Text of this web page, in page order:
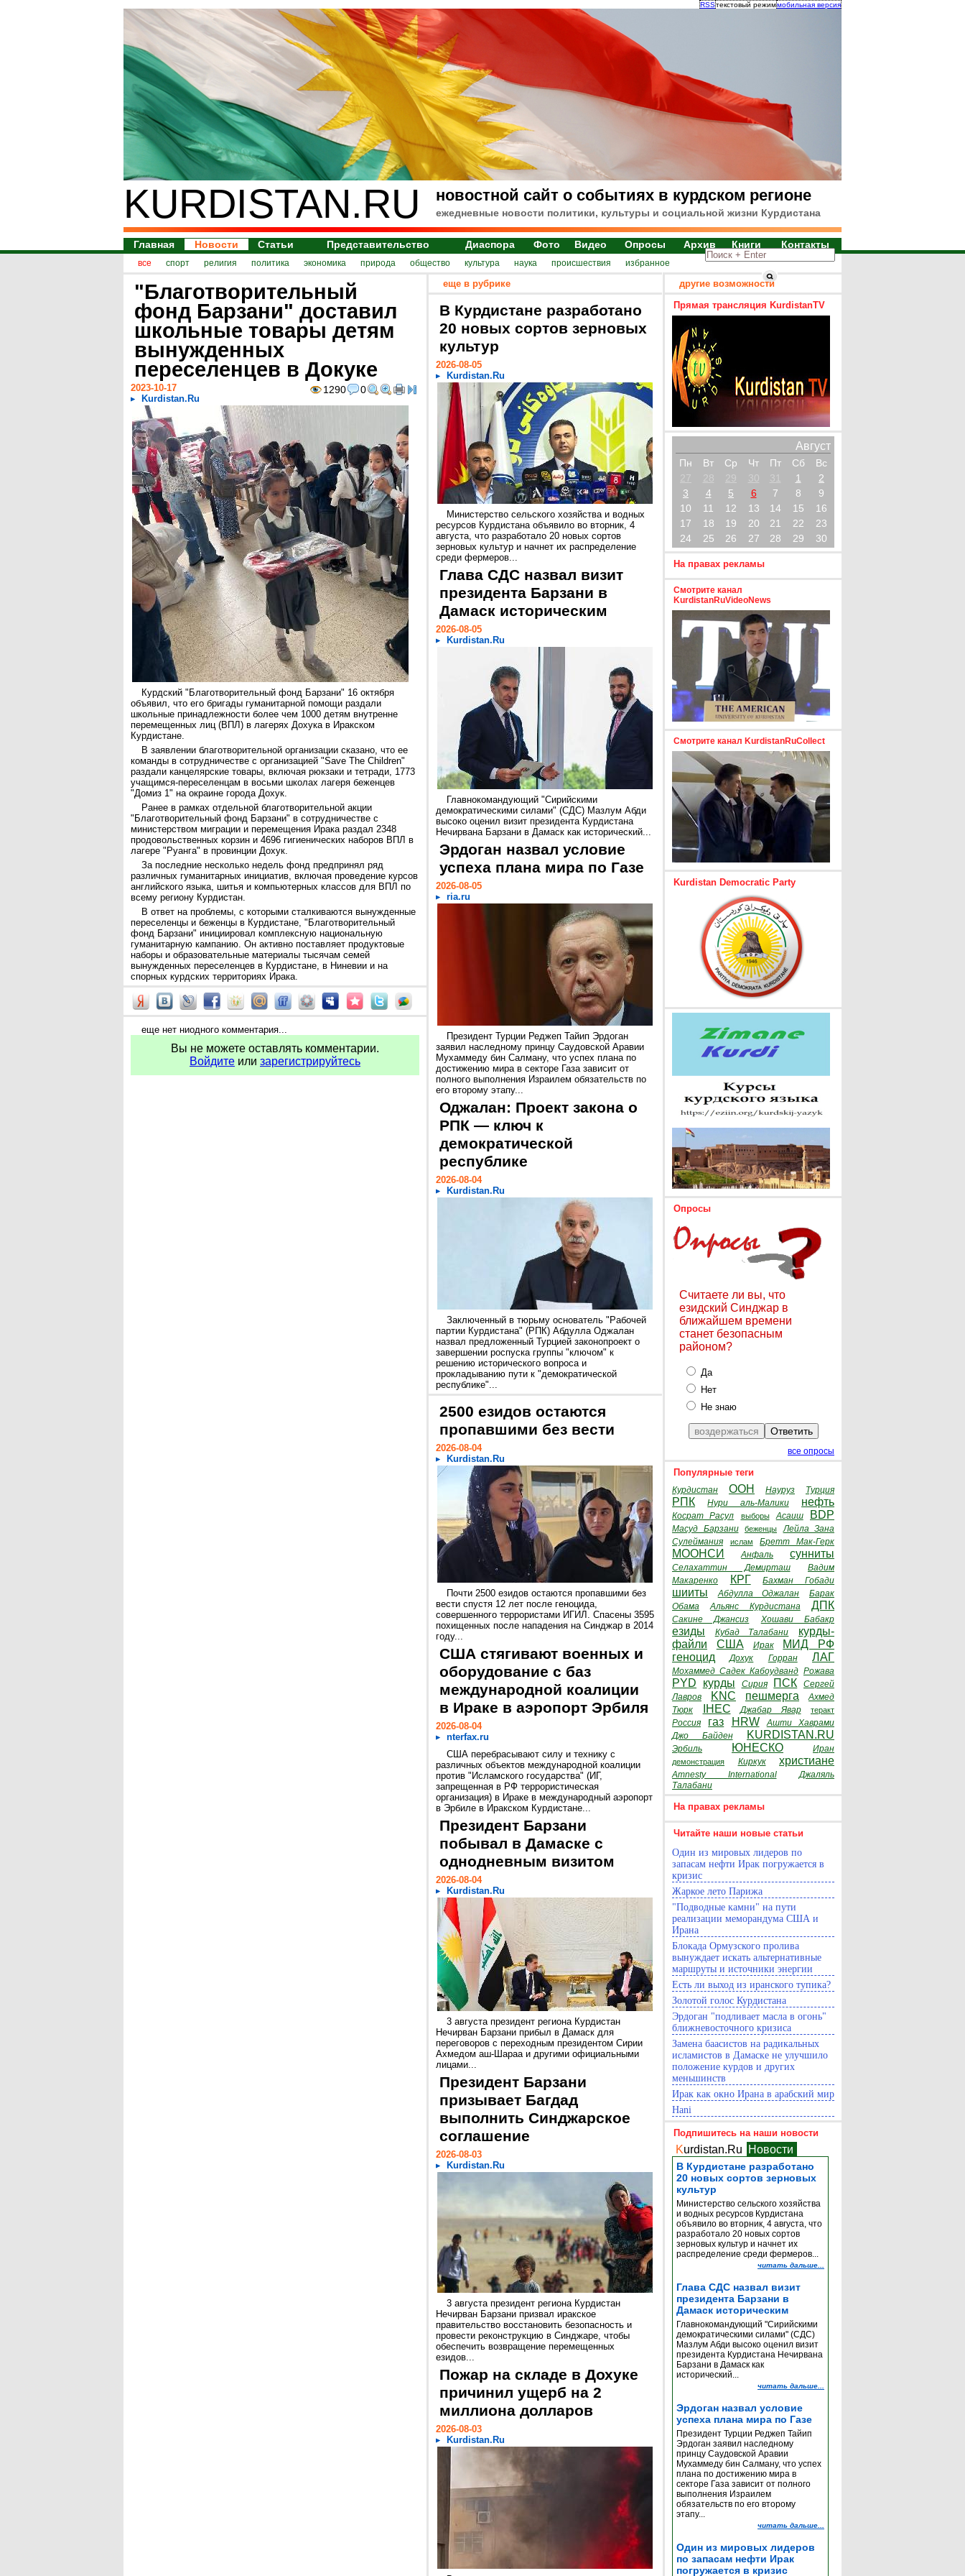
RSSтекстовый режиммобильная версия
KURDISTAN.RU новостной сайт о событиях в курдском регионе
ежедневные новости политики, культуры и социальной жизни Курдистана
Главная Новости Статьи Представительство Диаспора Фото Видео Опросы Архив Книги Контакты
все спорт религия политика экономика природа общество культура наука происшествия избранное
"Благотворительный
фонд Барзани" доставил
школьные товары детям
вынужденных
переселенцев в Докуке
1290 0
2023-10-17
Kurdistan.Ru
Курдский "Благотворительный фонд Барзани" 16 октября
объявил, что его бригады гуманитарной помощи раздали
школьные принадлежности более чем 1000 детям внутренне
перемещенных лиц (ВПЛ) в лагерях Дохука в Иракском
Курдистане.
В заявлении благотворительной организации сказано, что ее
команды в сотрудничестве с организацией "Save The Children"
раздали канцелярские товары, включая рюкзаки и тетради, 1773
учащимся-переселенцам в восьми школах лагеря беженцев
"Домиз 1" на окраине города Дохук.
Ранее в рамках отдельной благотворительной акции
"Благотворительный фонд Барзани" в сотрудничестве с
министерством миграции и перемещения Ирака раздал 2348
продовольственных корзин и 4696 гигиенических наборов ВПЛ в
лагере "Руанга" в провинции Дохук.
За последние несколько недель фонд предпринял ряд
различных гуманитарных инициатив, включая проведение курсов
английского языка, шитья и компьютерных классов для ВПЛ по
всему региону Курдистан.
В ответ на проблемы, с которыми сталкиваются вынужденные
переселенцы и беженцы в Курдистане, "Благотворительный
фонд Барзани" инициировал комплексную национальную
гуманитарную кампанию. Он активно поставляет продуктовые
наборы и образовательные материалы тысячам семей
вынужденных переселенцев в Курдистане, в Ниневии и на
спорных курдских территориях Ирака.
еще нет ниодного комментария...
Вы не можете оставлять комментарии.
Войдите или зарегистрируйтесь
еще в рубрике
В Курдистане разработано
20 новых сортов зерновых
культур
2026-08-05
Kurdistan.Ru
Министерство сельского хозяйства и водных
ресурсов Курдистана объявило во вторник, 4
августа, что разработало 20 новых сортов
зерновых культур и начнет их распределение
среди фермеров...
Глава СДС назвал визит
президента Барзани в
Дамаск историческим
2026-08-05
Kurdistan.Ru
Главнокомандующий "Сирийскими
демократическими силами" (СДС) Мазлум Абди
высоко оценил визит президента Курдистана
Нечирвана Барзани в Дамаск как исторический...
Эрдоган назвал условие
успеха плана мира по Газе
2026-08-05
ria.ru
Президент Турции Реджеп Тайип Эрдоган
заявил наследному принцу Саудовской Аравии
Мухаммеду бин Салману, что успех плана по
достижению мира в секторе Газа зависит от
полного выполнения Израилем обязательств по
его второму этапу...
Оджалан: Проект закона о
РПК — ключ к
демократической
республике
2026-08-04
Kurdistan.Ru
Заключенный в тюрьму основатель "Рабочей
партии Курдистана" (РПК) Абдулла Оджалан
назвал предложенный Турцией законопроект о
завершении роспуска группы "ключом" к
решению исторического вопроса и
прокладыванию пути к "демократической
республике"...
2500 езидов остаются
пропавшими без вести
2026-08-04
Kurdistan.Ru
Почти 2500 езидов остаются пропавшими без
вести спустя 12 лет после геноцида,
совершенного террористами ИГИЛ. Спасены 3595
похищенных после нападения на Синджар в 2014
году...
США стягивают военных и
оборудование с баз
международной коалиции
в Ираке в аэропорт Эрбиля
2026-08-04
nterfax.ru
США перебрасывают силу и технику с
различных объектов международной коалиции
против "Исламского государства" (ИГ,
запрещенная в РФ террористическая
организация) в Ираке в международный аэропорт
в Эрбиле в Иракском Курдистане...
Президент Барзани
побывал в Дамаске с
однодневным визитом
2026-08-04
Kurdistan.Ru
3 августа президент региона Курдистан
Нечирван Барзани прибыл в Дамаск для
переговоров с переходным президентом Сирии
Ахмедом аш-Шараа и другими официальными
лицами...
Президент Барзани
призывает Багдад
выполнить Синджарское
соглашение
2026-08-03
Kurdistan.Ru
3 августа президент региона Курдистан
Нечирван Барзани призвал иракское
правительство восстановить безопасность и
провести реконструкцию в Синджаре, чтобы
обеспечить возвращение перемещенных
езидов...
Пожар на складе в Дохуке
причинил ущерб на 2
миллиона долларов
2026-08-03
Kurdistan.Ru
другие возможности
Прямая трансляция KurdistanTV
Август
Пн Вт Ср Чт Пт Сб
Вс
27
28 29 30 31 1
2
3
4 5 6 7 8
9
10
11 12 13 14 15
16
17
18 19 20 21 22
23
24
25 26 27 28 29 30
На правах рекламы
Смотрите канал
KurdistanRuVideoNews
Смотрите канал KurdistanRuCollect
Kurdistan Democratic Party
Опросы
Считаете ли вы, что
езидский Синджар в
ближайшем времени
станет безопасным
районом?
Да
Нет
Не знаю
все опросы
Популярные теги
Курдистан ООН Науруз Турция
РПК Нури аль-Малики нефть
Косрат Расул выборы Асаиш BDP
Масуд Барзани беженцы
Лейла Зана
Сулеймания
ислам Бретт Мак-Герк
МООНСИ Анфаль сунниты
Селахаттин Демирташ
Вадим
Макаренко
КРГ Бахман Гобади
шииты Абдулла Оджалан
Барак
Обама
Альянс Курдистана ДПК
Сакине Джансиз Хошави Бабакр
езиды Кубад Талабани
курды-
файли
США Ирак
МИД РФ
геноцид
Дохук Горран ЛАГ
Мохаммед Садек Кабоудванд Рожава
PYD курды Сирия ПСК
Сергей
Лавров
KNC пешмерга
Ахмед
Тюрк
IHEC Джабар Явар теракт
Россия газ HRW
Ашти Хаврами
Джо Байден
KURDISTAN.RU
Эрбиль ЮНЕСКО Иран
демонстрация Киркук христиане
Amnesty International
Джаляль
Талабани
На правах рекламы
Читайте наши новые статьи
Один из мировых лидеров по
запасам нефти Ирак погружается в
кризис
Жаркое лето Парижа
"Подводные камни" на пути
реализации меморандума США и
Ирана
Блокада Ормузского пролива
вынуждает искать альтернативные
маршруты и источники энергии
Есть ли выход из иранского тупика?
Золотой голос Курдистана
Эрдоган "подливает масла в огонь"
ближневосточного кризиса
Замена баасистов на радикальных
исламистов в Дамаске не улучшило
положение курдов и других
меньшинств
Ирак как окно Ирана в арабский мир
Hani
Подпишитесь на наши новости
Kurdistan.Ru Новости
В Курдистане разработано
20 новых сортов зерновых
культур
Министерство сельского хозяйства
и водных ресурсов Курдистана
объявило во вторник, 4 августа, что
разработало 20 новых сортов
зерновых культур и начнет их
распределение среди фермеров...
читать дальше...
Глава СДС назвал визит
президента Барзани в
Дамаск историческим
Главнокомандующий "Сирийскими
демократическими силами" (СДС)
Мазлум Абди высоко оценил визит
президента Курдистана Нечирвана
Барзани в Дамаск как
исторический...
читать дальше...
Эрдоган назвал условие
успеха плана мира по Газе
Президент Турции Реджеп Тайип
Эрдоган заявил наследному
принцу Саудовской Аравии
Мухаммеду бин Салману, что успех
плана по достижению мира в
секторе Газа зависит от полного
выполнения Израилем
обязательств по его второму
этапу...
читать дальше...
Один из мировых лидеров
по запасам нефти Ирак
погружается в кризис